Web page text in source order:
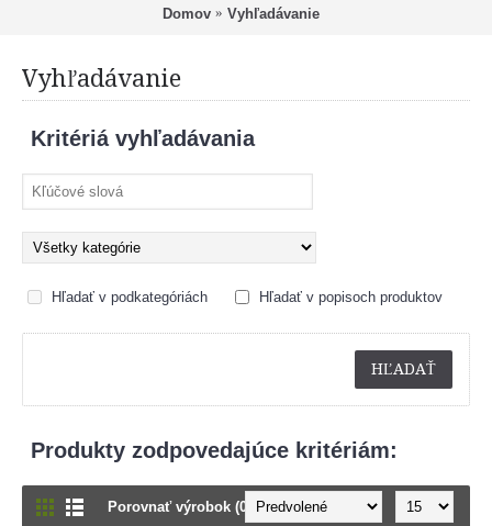
Domov Vyhľadávanie
Vyhľadávanie
Kritériá vyhľadávania
Hľadať v podkategóriách Hľadať v popisoch produktov
Produkty zodpovedajúce kritériám:
Porovnať výrobok (0)